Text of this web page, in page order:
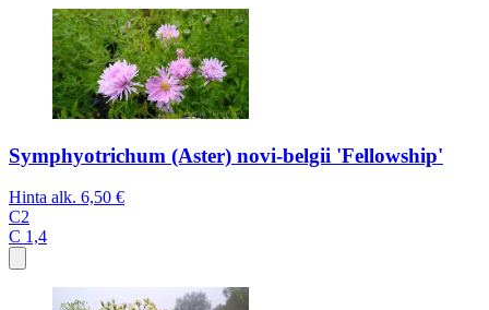
Symphyotrichum (Aster) novi-belgii 'Fellowship'
Hinta alk. 6,50 €
C2
C 1,4